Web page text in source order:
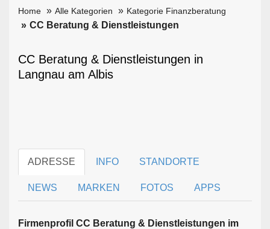
Home Alle Kategorien Kategorie Finanzberatung
CC Beratung & Dienstleistungen
CC Beratung & Dienstleistungen in
Langnau am Albis
ADRESSE INFO STANDORTE
NEWS MARKEN FOTOS APPS
Firmen­profil CC Beratung & Dienstleistungen im